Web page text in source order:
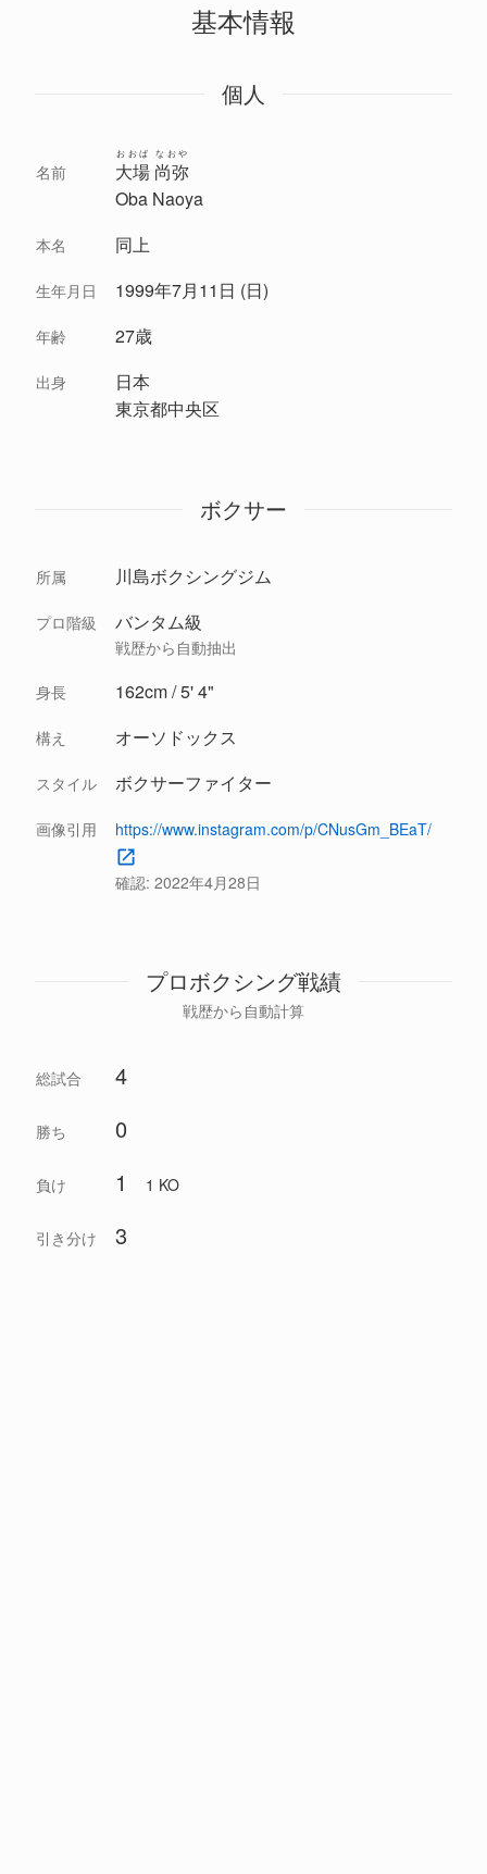
基本情報
個人
名前 大場 尚弥
おおば なおや
Oba Naoya
本名 同上
生年月日 1999年7月11日 (日)
年齢 27歳
出身
日本
東京都中央区
ボクサー
所属 川島ボクシングジム
プロ階級 バンタム級
戦歴から自動抽出
身長 162cm / 5' 4"
構え オーソドックス
スタイル ボクサーファイター
画像引用 https://www.instagram.com/p/CNusGm_BEaT/
確認: 2022年4月28日
プロボクシング戦績
戦歴から自動計算
総試合 4
勝ち 0
負け 1 1 KO
引き分け 3